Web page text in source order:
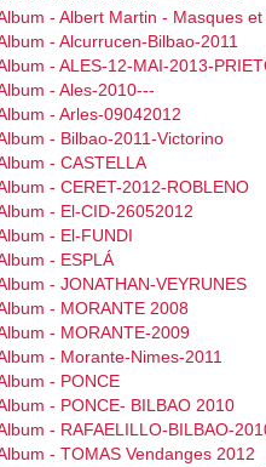
- Albert Martin - Masques
- Alcurrucen-Bilbao-2011
- ALES-12-MAI-2013-
- Ales-2010---
- Arles-09042012
- Bilbao-2011-Victorino
- CASTELLA
- CERET-2012-ROBLENO
- El-CID-26052012
- El-FUNDI
- ESPLÁ
- JONATHAN-VEYRUNES
- MORANTE 2008
- MORANTE-2009
- Morante-Nimes-2011
- PONCE
- PONCE- BILBAO 2010
- RAFAELILLO-BILBAO-
- TOMAS Vendanges 2012